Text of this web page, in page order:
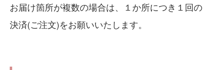
お届け箇所が複数の場合は、１か所につき１回の
決済(ご注文)をお願いいたします。